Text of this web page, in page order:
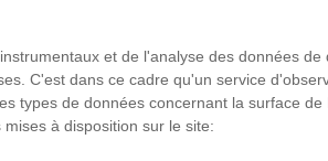
et de l'analyse des données
C'est dans ce cadre qu'un service
types de données concernant la surface
à disposition sur le site: